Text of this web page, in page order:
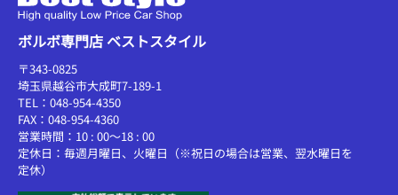
ボルボ専門店 ベストスタイル
〒343-0825
埼玉県越谷市大成町7-189-1
TEL：048-954-4350
FAX：048-954-4360
営業時間：10 : 00～18 : 00
定休日：毎週月曜日、火曜日（※祝日の場合は営業、翌水曜日を
定休）